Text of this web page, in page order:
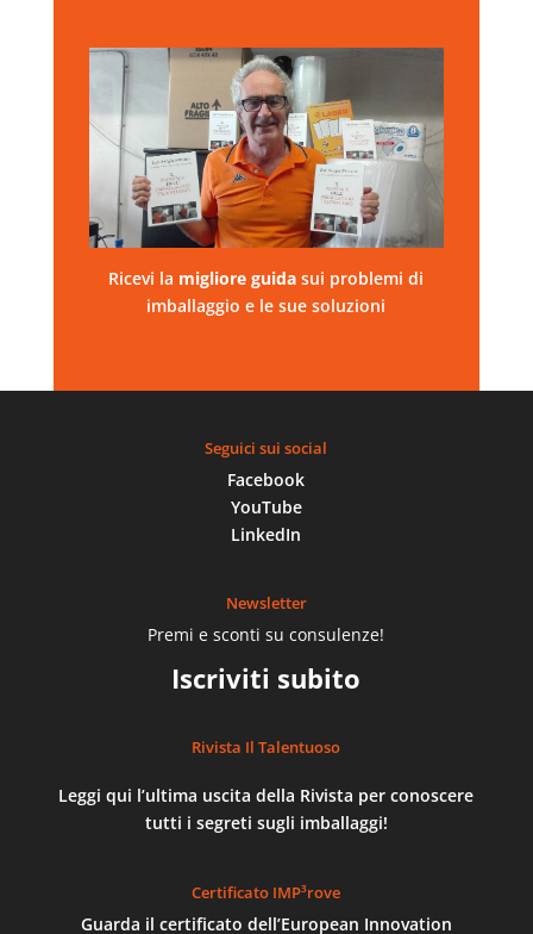
Ricevi la migliore guida sui problemi di
imballaggio e le sue soluzioni
Seguici sui social
Facebook
YouTube
LinkedIn
Newsletter
Premi e sconti su consulenze!
Iscriviti subito
Rivista Il Talentuoso
Leggi qui l’ultima uscita della Rivista per conoscere
tutti i segreti sugli imballaggi!
Certificato IMP³rove
Guarda il certificato dell’European Innovation